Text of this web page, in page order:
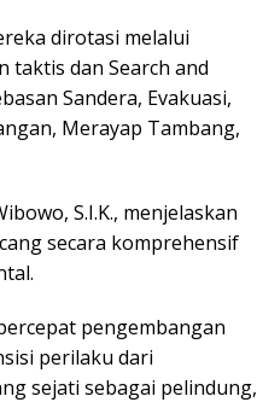
dirotasi melalui
taktis dan Search and
Sandera, Evakuasi,
Merayap Tambang,
S.I.K., menjelaskan
secara komprehensif
pengembangan
perilaku dari
sejati sebagai pelindung,